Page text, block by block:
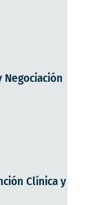
Negociación
Clínica y